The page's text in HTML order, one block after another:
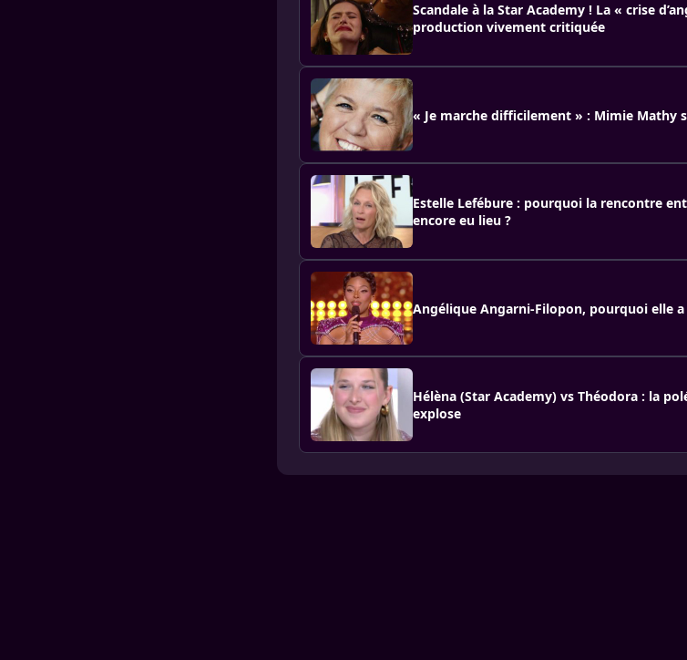
Scandale à la Star Academy ! La « crise
production vivement critiquée
« Je marche difficilement » : Mimie Mathy
Estelle Lefébure : pourquoi la rencontre
encore eu lieu ?
Angélique Angarni-Filopon, pourquoi elle
Hélèna (Star Academy) vs Théodora : la
explose